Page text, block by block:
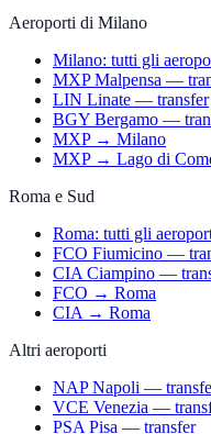
Aeroporti di Milano
Milano: tutti gli
MXP Malpensa —
LIN Linate — transfer
BGY Bergamo —
MXP → Milano
MXP → Lago di
Roma e Sud
Roma: tutti gli
FCO Fiumicino —
CIA Ciampino —
FCO → Roma
CIA → Roma
Altri aeroporti
NAP Napoli —
VCE Venezia —
PSA Pisa — transfer